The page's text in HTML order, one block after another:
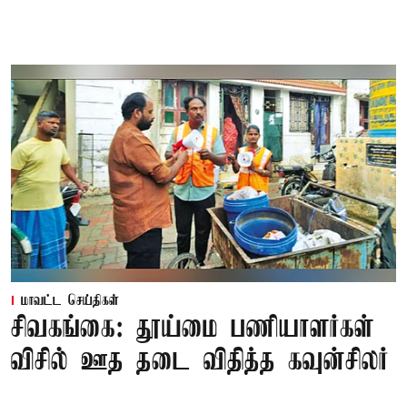
மாவட்ட செய்திகள்
சிவகங்கை: தூய்மை பணியாளர்கள்
விசில் ஊத தடை விதித்த கவுன்சிலர்